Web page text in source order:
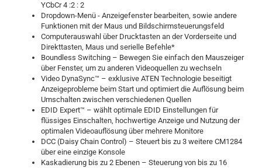
YCbCr 4 :2 : 2
Dropdown-Menü - Anzeigefenster bearbeiten, sowie andere
Funktionen mit der Maus und Bildschirmsteuerungsfeld
Computerauswahl über Drucktasten an der Vorderseite und
Direkttasten, Maus und serielle Befehle*
Boundless Switching – Bewegen Sie einfach den Mauszeiger
über Fenster, um zu anderen Videoquellen zu wechseln
Video DynaSync™ – exklusive ATEN Technologie beseitigt
Anzeigeprobleme beim Start und optimiert die Auflösung beim
Umschalten zwischen verschiedenen Quellen
EDID Expert™ – wählt optimale EDID Einstellungen für
flüssiges Einschalten, hochwertige Anzeige und Nutzung der
optimalen Videoauflösung über mehrere Monitore
DCC (Daisy Chain Control) – Steuert bis zu 3 weitere CM1284
über eine einzige Konsole
Kaskadierung bis zu 2 Ebenen – Steuerung von bis zu 16